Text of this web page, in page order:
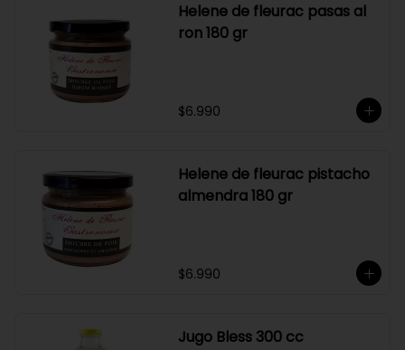
Helene de fleurac pasas al
ron 180 gr
$6.990
Helene de fleurac pistacho
almendra 180 gr
$6.990
Jugo Bless 300 cc